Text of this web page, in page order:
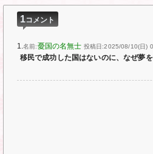
1コメント
1.名前:憂国の名無士 投稿日:2025/08/10(日)
移民で成功した国はないのに、なぜ夢